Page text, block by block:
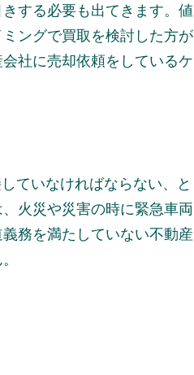
する必要も出てきます。値
ングで買取を検討した方が
社に売却依頼をしているケ
ていなければならない、と
火災や災害の時に緊急車両
務を満たしていない不動産